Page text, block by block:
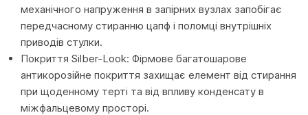
механічного напруження в запірних вузлах запобігає
передчасному стиранню цапф і поломці внутрішніх
приводів стулки.
Покриття Silber-Look: Фірмове багатошарове
антикорозійне покриття захищає елемент від стирання
при щоденному терті та від впливу конденсату в
міжфальцевому просторі.